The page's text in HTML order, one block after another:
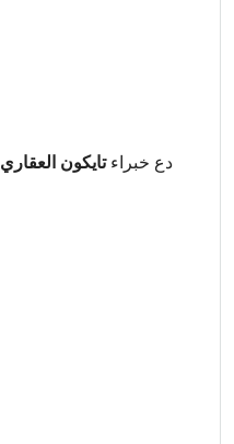
دع خبراءتايكون العقاري